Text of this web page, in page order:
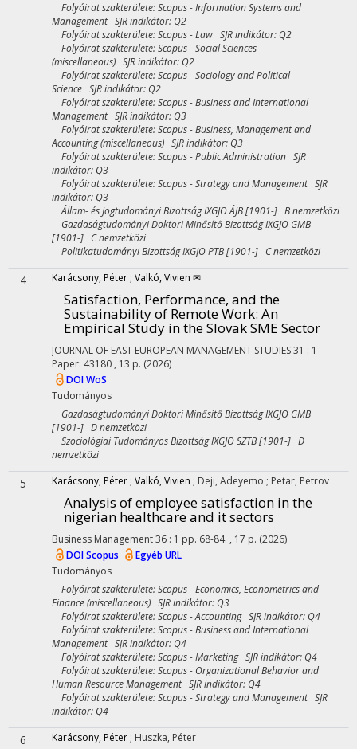
Folyóirat szakterülete: Scopus - Information Systems and
Management SJR indikátor: Q2
Folyóirat szakterülete: Scopus - Law SJR indikátor: Q2
Folyóirat szakterülete: Scopus - Social Sciences
(miscellaneous) SJR indikátor: Q2
Folyóirat szakterülete: Scopus - Sociology and Political
Science SJR indikátor: Q2
Folyóirat szakterülete: Scopus - Business and International
Management SJR indikátor: Q3
Folyóirat szakterülete: Scopus - Business, Management and
Accounting (miscellaneous) SJR indikátor: Q3
Folyóirat szakterülete: Scopus - Public Administration SJR
indikátor: Q3
Folyóirat szakterülete: Scopus - Strategy and Management SJR
indikátor: Q3
Állam- és Jogtudományi Bizottság IXGJO ÁJB [1901-] B nemzetközi
Gazdaságtudományi Doktori Minősítő Bizottság IXGJO GMB
[1901-] C nemzetközi
Politikatudományi Bizottság IXGJO PTB [1901-] C nemzetközi
4 Karácsony, Péter ; Valkó, Vivien ✉
Satisfaction, Performance, and the
Sustainability of Remote Work: An
Empirical Study in the Slovak SME Sector
JOURNAL OF EAST EUROPEAN MANAGEMENT STUDIES31 : 1
Paper: 43180 , 13 p. (2026)
DOIWoS
Tudományos
Gazdaságtudományi Doktori Minősítő Bizottság IXGJO GMB
[1901-] D nemzetközi
Szociológiai Tudományos Bizottság IXGJO SZTB [1901-] D
nemzetközi
5 Karácsony, Péter ; Valkó, Vivien ; Deji, Adeyemo ; Petar, Petrov
Analysis of employee satisfaction in the
nigerian healthcare and it sectors
Business Management36 : 1 pp. 68-84. , 17 p. (2026)
DOIScopus
Egyéb URL
Tudományos
Folyóirat szakterülete: Scopus - Economics, Econometrics and
Finance (miscellaneous) SJR indikátor: Q3
Folyóirat szakterülete: Scopus - Accounting SJR indikátor: Q4
Folyóirat szakterülete: Scopus - Business and International
Management SJR indikátor: Q4
Folyóirat szakterülete: Scopus - Marketing SJR indikátor: Q4
Folyóirat szakterülete: Scopus - Organizational Behavior and
Human Resource Management SJR indikátor: Q4
Folyóirat szakterülete: Scopus - Strategy and Management SJR
indikátor: Q4
6 Karácsony, Péter ; Huszka, Péter